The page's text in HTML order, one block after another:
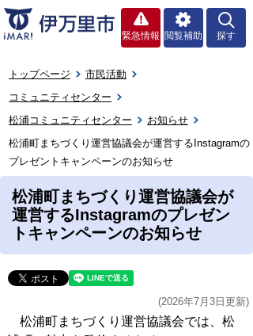
緊急情報 閲覧補助 探す
トップページ
市民活動
コミュニティセンター
松浦コミュニティセンター
お知らせ
松浦町まちづくり運営協議会が運営するInstagramの
プレゼントキャンペーンのお知らせ
松浦町まちづくり運営協議会が
運営するInstagramのプレゼン
トキャンペーンのお知らせ
(2026年7月3日更新)
松浦町まちづくり運営協議会では、松